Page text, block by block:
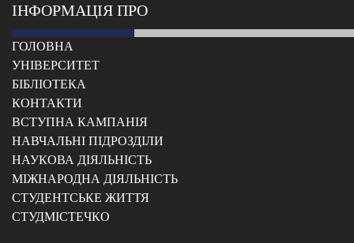
ІНФОРМАЦІЯ ПРО
ГОЛОВНА
УНІВЕРСИТЕТ
БІБЛІОТЕКА
КОНТАКТИ
ВСТУПНА КАМПАНІЯ
НАВЧАЛЬНІ ПІДРОЗДІЛИ
НАУКОВА ДІЯЛЬНІСТЬ
МІЖНАРОДНА ДІЯЛЬНІСТЬ
CТУДЕНТСЬКЕ ЖИТТЯ
CТУДМІСТЕЧКО